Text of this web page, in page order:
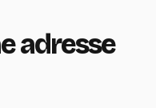
adresse